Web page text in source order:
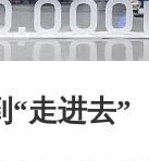
“走进去”